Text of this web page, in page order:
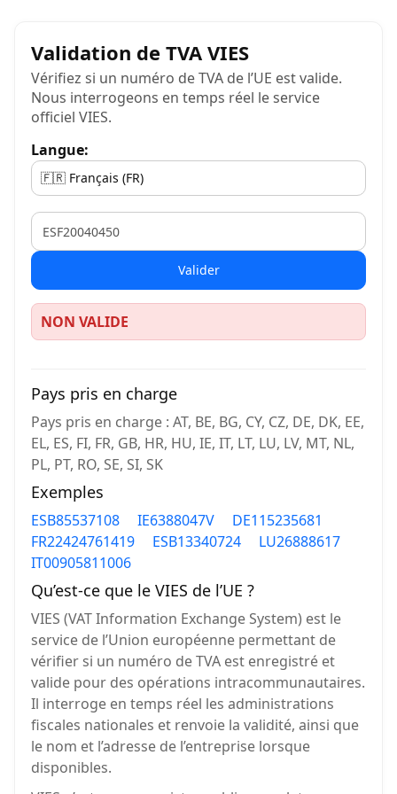
Validation de TVA VIES
Vérifiez si un numéro de TVA de l’UE est valide.
Nous interrogeons en temps réel le service
officiel VIES.
Langue:
Valider
NON VALIDE
Pays pris en charge
Pays pris en charge : AT, BE, BG, CY, CZ, DE, DK, EE,
EL, ES, FI, FR, GB, HR, HU, IE, IT, LT, LU, LV, MT, NL,
PL, PT, RO, SE, SI, SK
Exemples
ESB85537108 IE6388047V
DE115235681
FR22424761419
ESB13340724
LU26888617
IT00905811006
Qu’est-ce que le VIES de l’UE ?
VIES (VAT Information Exchange System) est le
service de l’Union européenne permettant de
vérifier si un numéro de TVA est enregistré et
valide pour des opérations intracommunautaires.
Il interroge en temps réel les administrations
fiscales nationales et renvoie la validité, ainsi que
le nom et l’adresse de l’entreprise lorsque
disponibles.